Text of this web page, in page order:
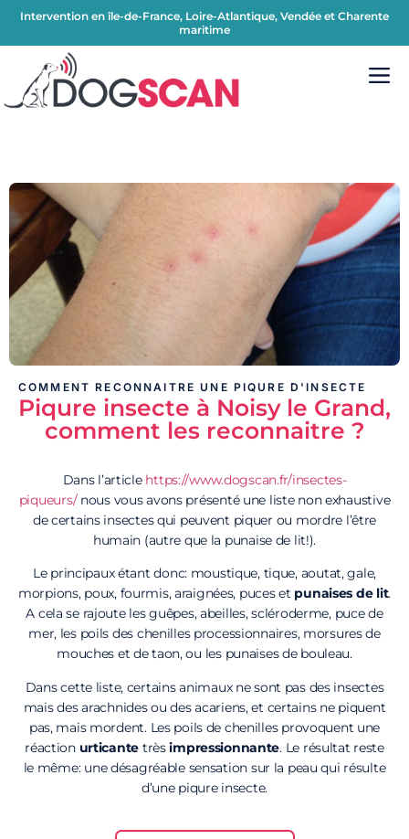
Intervention en île-de-France, Loire-Atlantique, Vendée et Charente
maritime
COMMENT RECONNAITRE UNE PIQURE D'INSECTE
Piqure insecte à Noisy le Grand,
comment les reconnaitre ?
Dans l’article https://www.dogscan.fr/insectes-
piqueurs/nous vous avons présenté une liste non exhaustive
de certains insectes qui peuvent piquer ou mordre l’être
humain (autre que la punaise de lit!).
Le principaux étant donc: moustique, tique, aoutat, gale,
morpions, poux, fourmis, araignées, puces et punaises de lit.
A cela se rajoute les guêpes, abeilles, scléroderme, puce de
mer, les poils des chenilles processionnaires, morsures de
mouches et de taon, ou les punaises de bouleau.
Dans cette liste, certains animaux ne sont pas des insectes
mais des arachnides ou des acariens, et certains ne piquent
pas, mais mordent. Les poils de chenilles provoquent une
réaction urticante trèsimpressionnante. Le résultat reste
le même: une désagréable sensation sur la peau qui résulte
d’une piqure insecte.